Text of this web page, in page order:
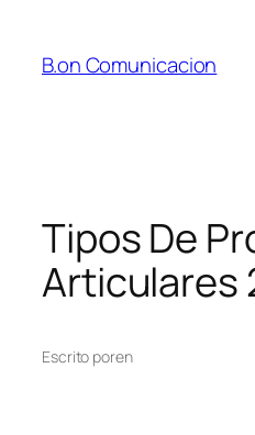
contenido
B.on Comunicacion
Tipos De
Articulares
Escrito poren